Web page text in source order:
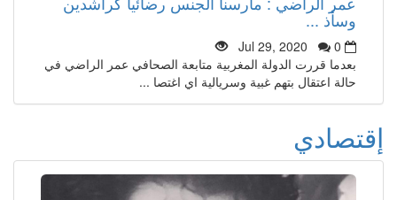
وسأذ ...
Jul 29, 2020
0
بعدما قررت الدولة المغربية متابعة الصحافي عمر الراضي في
حالة اعتقال بتهم غبية وسريالية اي اغتصا ...
إقتصادي